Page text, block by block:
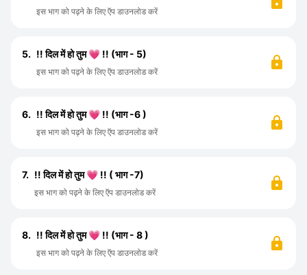
इस भाग को पढ़ने के लिए ऍप डाउनलोड करें
5. !! दिल में हो तुम 💗 !! (भाग - 5)
इस भाग को पढ़ने के लिए ऍप डाउनलोड करें
6. !! दिल में हो तुम 💗 !! (भाग -6 )
इस भाग को पढ़ने के लिए ऍप डाउनलोड करें
7. !! दिल में हो तुम 💗 !! ( भाग -7)
इस भाग को पढ़ने के लिए ऍप डाउनलोड करें
8. !! दिल में हो तुम 💗 !! (भाग - 8 )
इस भाग को पढ़ने के लिए ऍप डाउनलोड करें